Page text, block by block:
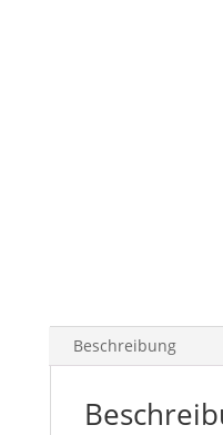
Beschreibung